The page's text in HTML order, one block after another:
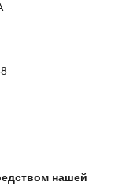
нашей